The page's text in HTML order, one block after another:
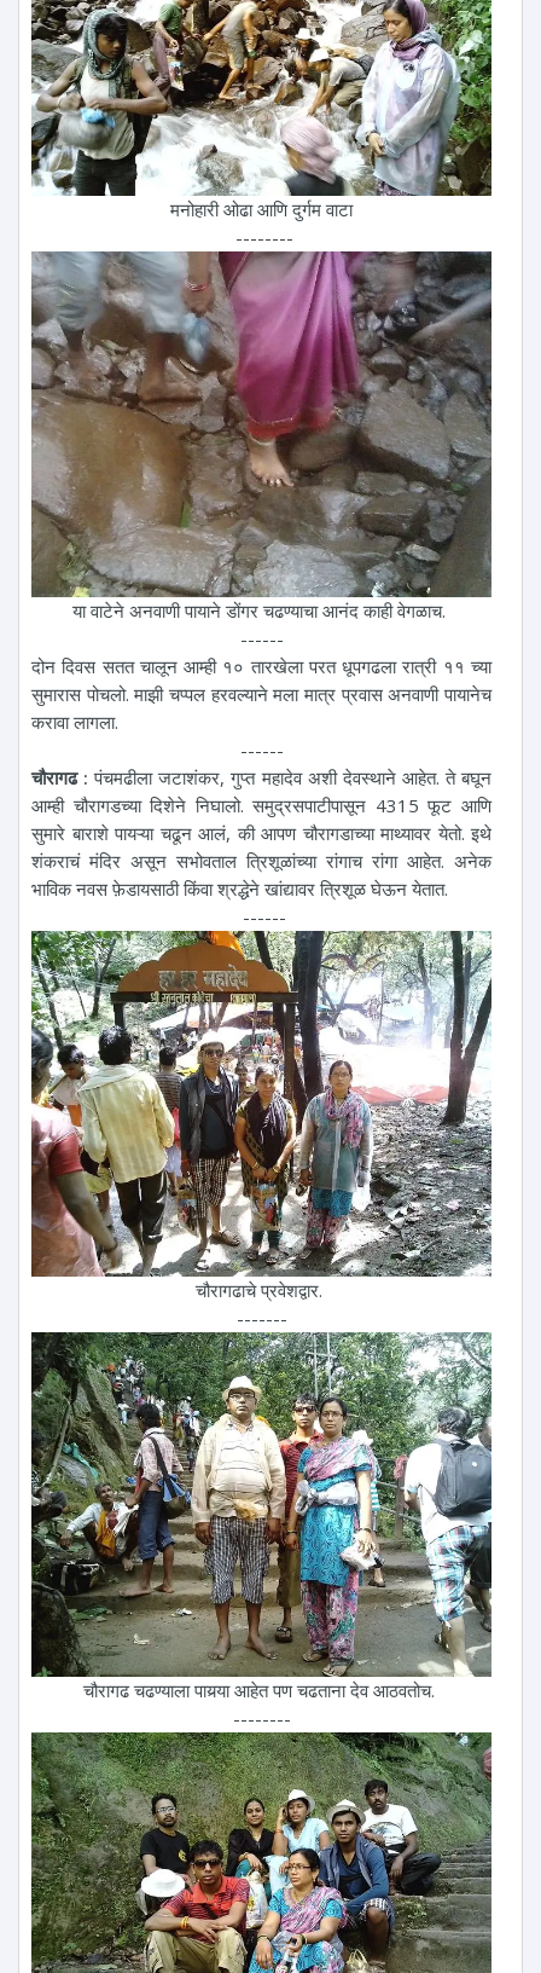
मनोहारी ओढा आणि दुर्गम वाटा
--------
या वाटेने अनवाणी पायाने डोंगर चढण्याचा आनंद काही वेगळाच.
------
दोन दिवस सतत चालून आम्ही १० तारखेला परत धूपगढला रात्री ११ च्या
सुमारास पोचलो. माझी चप्पल हरवल्याने मला मात्र प्रवास अनवाणी पायानेच
करावा लागला.
------
चौरागढ : पंचमढीला जटाशंकर, गुप्त महादेव अशी देवस्थाने आहेत. ते बघून
आम्ही चौरागडच्या दिशेने निघालो. समुद्रसपाटीपासून 4315 फूट आणि
सुमारे बाराशे पायऱ्या चढून आलं, की आपण चौरागडाच्या माथ्यावर येतो. इथे
शंकराचं मंदिर असून सभोवताल त्रिशूळांच्या रांगाच रांगा आहेत. अनेक
भाविक नवस फ़ेडायसाठी किंवा श्रद्धेने खांद्यावर त्रिशूळ घेऊन येतात.
------
चौरागढाचे प्रवेशद्वार.
-------
चौरागढ चढण्याला पायर्‍या आहेत पण चढताना देव आठवतोच.
--------